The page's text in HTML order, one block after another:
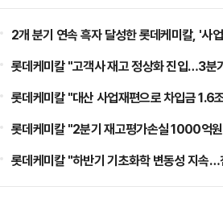
2개 분기 연속 흑자 달성한 롯데케미칼, '사
롯데케미칼 "고객사 재고 정상화 진입…3분
롯데케미칼 "대산 사업재편으로 차입금
롯데케미칼 "2분기 재고평가손실 1000억
롯데케미칼 "하반기 기초화학 변동성 지속